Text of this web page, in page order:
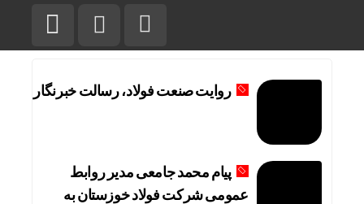
روایت صنعت فولاد،‌ رسالت خبرنگار
پیام محمد جامعی مدیر روابط
عمومی شرکت فولاد خوزستان به